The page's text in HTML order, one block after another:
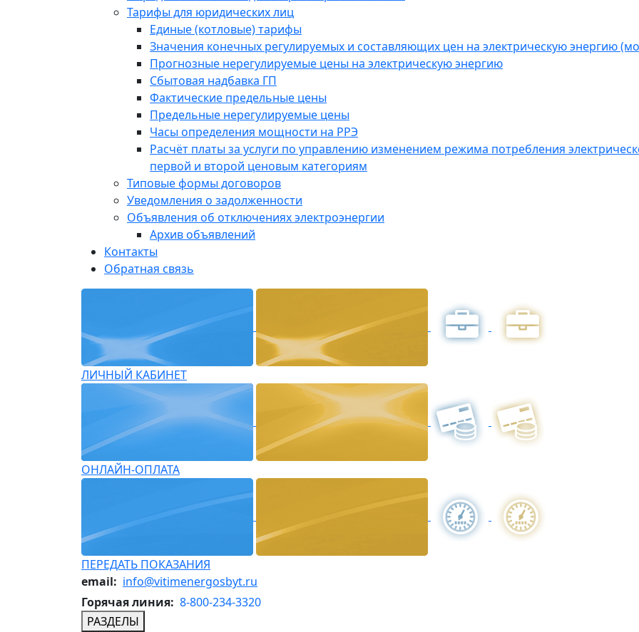
Тарифы для юридических лиц
Единые (котловые) тарифы
Значения конечных регулируемых и составляющих цен на электрическую энергию
Прогнозные нерегулируемые цены на электрическую энергию
Сбытовая надбавка ГП
Фактические предельные цены
Предельные нерегулируемые цены
Часы определения мощности на РРЭ
Расчёт платы за услуги по управлению изменением режима потребления
первой и второй ценовым категориям
Типовые формы договоров
Уведомления о задолженности
Объявления об отключениях электроэнергии
Архив объявлений
Контакты
Обратная связь
ЛИЧНЫЙ КАБИНЕТ
ОНЛАЙН-ОПЛАТА
ПЕРЕДАТЬ ПОКАЗАНИЯ
email: info@vitimenergosbyt.ru
Горячая линия: 8-800-234-3320
РАЗДЕЛЫ